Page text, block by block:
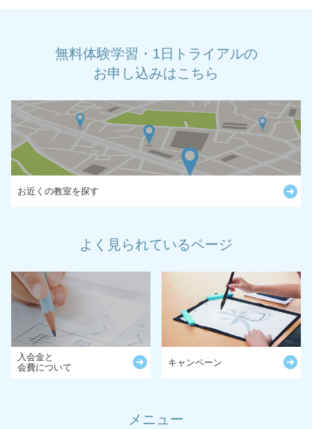
無料体験学習・1日トライアルの
お申し込みはこちら
お近くの教室を探す
よく見られているページ
入会金と
会費について
キャンペーン
メニュー